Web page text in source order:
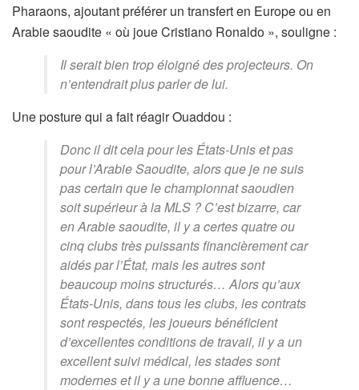
Pharaons, ajoutant préférer un transfert en Europe ou en
Arabie saoudite « où joue Cristiano Ronaldo », souligne :
Il serait bien trop éloigné des projecteurs. On
n’entendrait plus parler de lui.
Une posture qui a fait réagir Ouaddou :
Donc il dit cela pour les États-Unis et pas
pour l’Arabie Saoudite, alors que je ne suis
pas certain que le championnat saoudien
soit supérieur à la MLS ? C’est bizarre, car
en Arabie saoudite, il y a certes quatre ou
cinq clubs très puissants financièrement car
aidés par l’État, mais les autres sont
beaucoup moins structurés… Alors qu’aux
États-Unis, dans tous les clubs, les contrats
sont respectés, les joueurs bénéficient
d’excellentes conditions de travail, il y a un
excellent suivi médical, les stades sont
modernes et il y a une bonne affluence…